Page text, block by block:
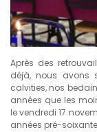
Après des
déjà, nous avons
calvities, nos
années que les
le vendredi 17
années pré-